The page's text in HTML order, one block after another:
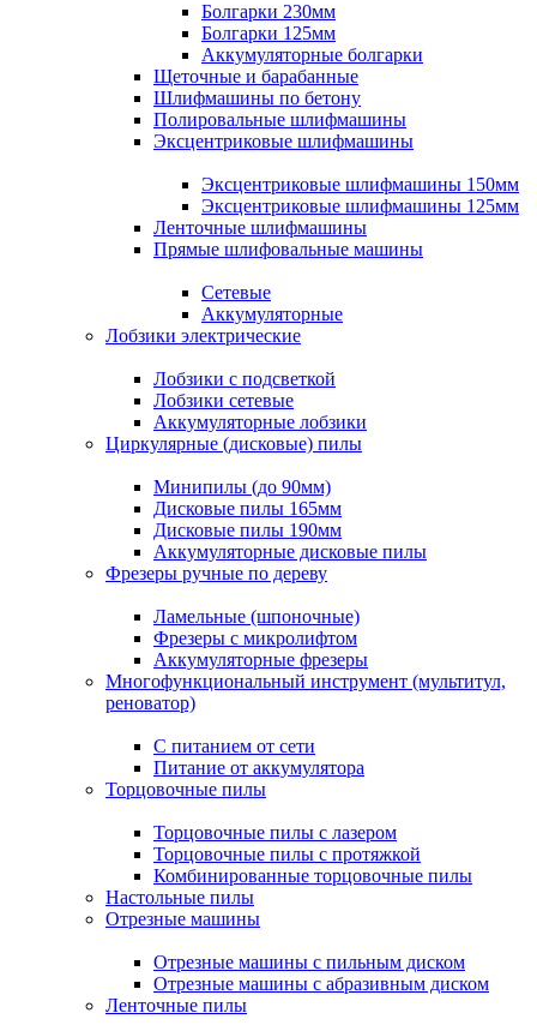
Болгарки 230мм
Болгарки 125мм
Аккумуляторные болгарки
Щеточные и барабанные
Шлифмашины по бетону
Полировальные шлифмашины
Эксцентриковые шлифмашины
Эксцентриковые шлифмашины 150мм
Эксцентриковые шлифмашины 125мм
Ленточные шлифмашины
Прямые шлифовальные машины
Сетевые
Аккумуляторные
Лобзики электрические
Лобзики с подсветкой
Лобзики сетевые
Аккумуляторные лобзики
Циркулярные (дисковые) пилы
Минипилы (до 90мм)
Дисковые пилы 165мм
Дисковые пилы 190мм
Аккумуляторные дисковые пилы
Фрезеры ручные по дереву
Ламельные (шпоночные)
Фрезеры с микролифтом
Аккумуляторные фрезеры
Многофункциональный инструмент (мультитул,
реноватор)
С питанием от сети
Питание от аккумулятора
Торцовочные пилы
Торцовочные пилы с лазером
Торцовочные пилы с протяжкой
Комбинированные торцовочные пилы
Настольные пилы
Отрезные машины
Отрезные машины с пильным диском
Отрезные машины с абразивным диском
Ленточные пилы